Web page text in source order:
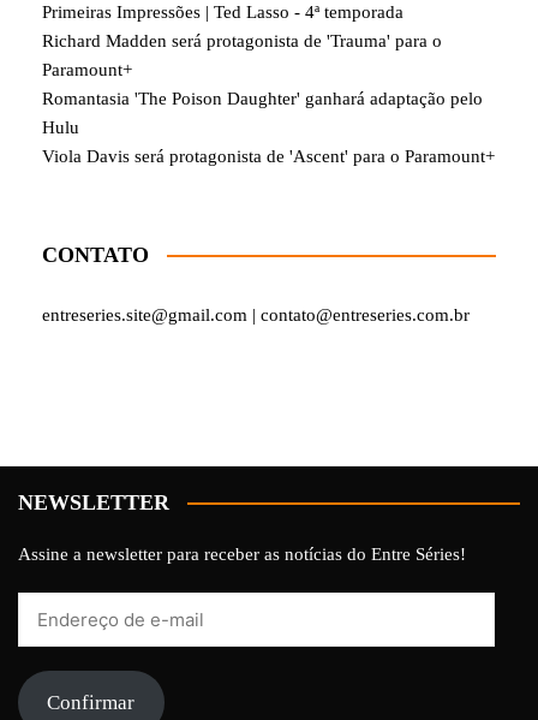
Primeiras Impressões | Ted Lasso - 4ª temporada
Richard Madden será protagonista de 'Trauma' para o
Paramount+
Romantasia 'The Poison Daughter' ganhará adaptação pelo
Hulu
Viola Davis será protagonista de 'Ascent' para o Paramount+
CONTATO
entreseries.site@gmail.com | contato@entreseries.com.br
NEWSLETTER
Assine a newsletter para receber as notícias do Entre Séries!
mail Confirmar